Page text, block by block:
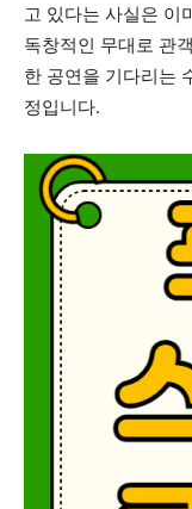
고 있다는 사실은 이
독창적인 무대로 관
한 공연을 기다리는
정입니다.